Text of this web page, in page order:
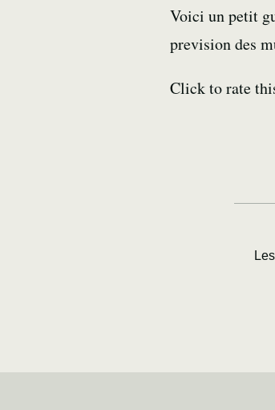
Voici un petit
prevision des
Click to rate